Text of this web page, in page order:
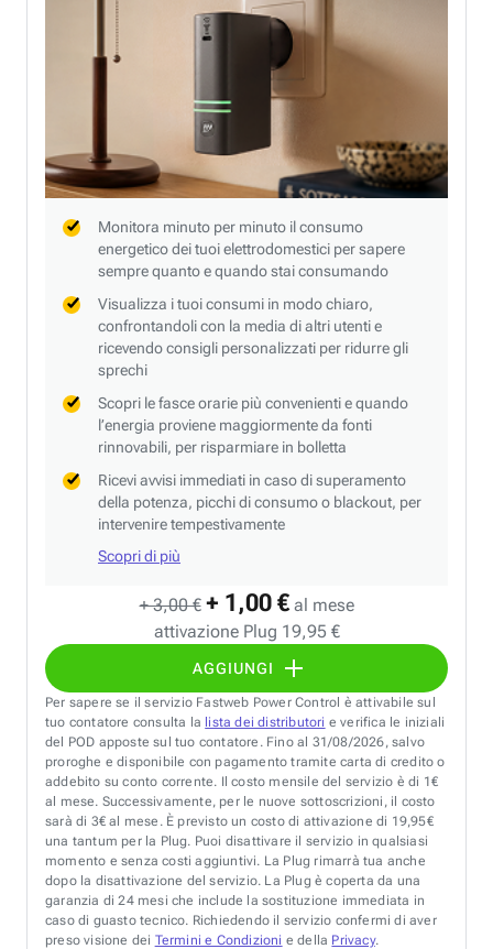
+ 3,00 € + 1,00 € al mese
attivazione Plug 19,95 €
AGGIUNGI
Monitora minuto per minuto il consumo
energetico dei tuoi elettrodomestici per sapere
sempre quanto e quando stai consumando
Visualizza i tuoi consumi in modo chiaro,
confrontandoli con la media di altri utenti e
ricevendo consigli personalizzati per ridurre gli
sprechi
Scopri le fasce orarie più convenienti e quando
l’energia proviene maggiormente da fonti
rinnovabili, per risparmiare in bolletta
Ricevi avvisi immediati in caso di superamento
della potenza, picchi di consumo o blackout, per
intervenire tempestivamente
Scopri di più
Per sapere se il servizio Fastweb Power Control è attivabile sul
tuo contatore consulta la lista dei distributori e verifica le iniziali
del POD apposte sul tuo contatore. Fino al 31/08/2026, salvo
proroghe e disponibile con pagamento tramite carta di credito o
addebito su conto corrente. Il costo mensile del servizio è di 1€
al mese. Successivamente, per le nuove sottoscrizioni, il costo
sarà di 3€ al mese. È previsto un costo di attivazione di 19,95€
una tantum per la Plug. Puoi disattivare il servizio in qualsiasi
momento e senza costi aggiuntivi. La Plug rimarrà tua anche
dopo la disattivazione del servizio. La Plug è coperta da una
garanzia di 24 mesi che include la sostituzione immediata in
caso di guasto tecnico. Richiedendo il servizio confermi di aver
preso visione dei Termini e Condizioni e della Privacy.